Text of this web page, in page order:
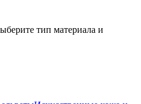
тип материала и